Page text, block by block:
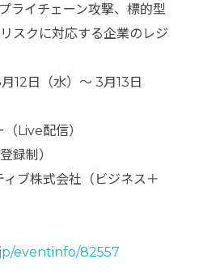
ライチェーン攻撃、標的型
スクに対応する企業のレジ
12日（水）～ 3月13日
Live配信）
録制）
ブ株式会社（ビジネス＋
eventinfo/82557